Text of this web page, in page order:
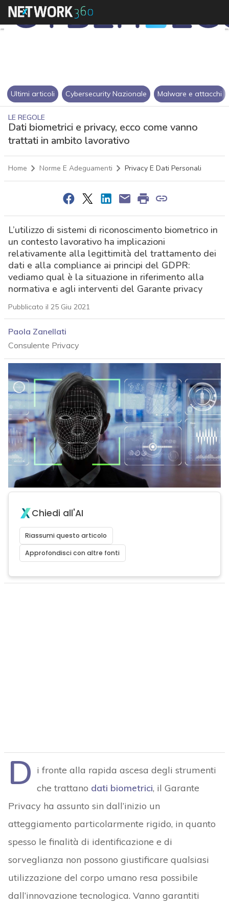
Ultimi articoli Cybersecurity Nazionale Malware e attacchi
LE REGOLE
Dati biometrici e privacy, ecco come vanno
trattati in ambito lavorativo
Home Norme E Adeguamenti Privacy E Dati Personali
L’utilizzo di sistemi di riconoscimento biometrico in
un contesto lavorativo ha implicazioni
relativamente alla legittimità del trattamento dei
dati e alla compliance ai principi del GDPR:
vediamo qual è la situazione in riferimento alla
normativa e agli interventi del Garante privacy
Pubblicato il 25 Giu 2021
Paola Zanellati
Consulente Privacy
Chiedi all'AI
Riassumi questo articolo
Approfondisci con altre fonti
D i fronte alla rapida ascesa degli strumenti
che trattano dati biometrici, il Garante
Privacy ha assunto sin dall’inizio un
atteggiamento particolarmente rigido, in quanto
spesso le finalità di identificazione e di
sorveglianza non possono giustificare qualsiasi
utilizzazione del corpo umano resa possibile
dall’innovazione tecnologica. Vanno garantiti